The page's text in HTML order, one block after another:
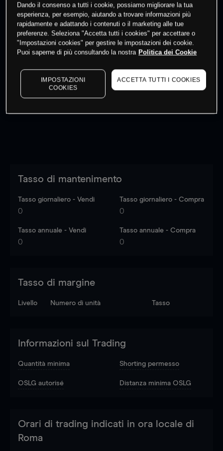
Fai trading
I prezzi sono solo indicativi. Accediper vedere gli ultimi
dati di mercato
to see latest market data
Tasso di mantenimento
Tasso giornaliero - Vendi
0
Tasso giornaliero - Compra
0
Tasso annuale - Vendi
0
Tasso annuale - Compra
0
Tasso di margine
Livello Numero di unità Tasso
Informazioni sul Trading
Quantità minima Shorting permesso
OSLG autorisé Distanza minima OSLG
Orari di trading indicati in ora locale di
Roma
Dando il consenso a tutti i cookie, possiamo migliorare la tua
esperienza, per esempio, aiutando a trovare informazioni più
rapidamente e adattando i contenuti o il marketing alle tue
preferenze. Seleziona "Accetta tutti i cookies" per accettare o
"Impostazioni cookies" per gestire le impostazioni dei cookie.
Puoi saperne di più consultando la nostra Politica dei Cookie
IMPOSTAZIONI
COOKIES
ACCETTA TUTTI I COOKIES